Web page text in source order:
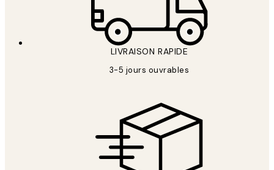
LIVRAISON RAPIDE
3-5 jours ouvrables